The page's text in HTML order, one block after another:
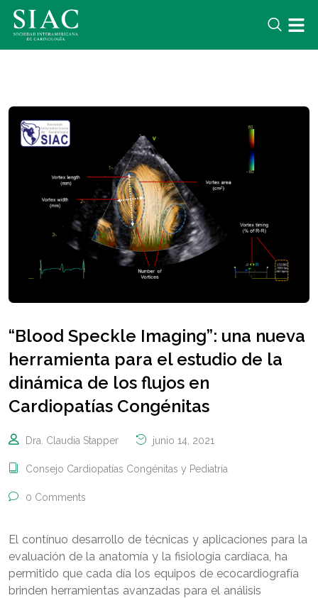
“Blood Speckle Imaging”: una nueva
herramienta para el estudio de la
dinámica de los flujos en
Cardiopatías Congénitas
Dra. Claudia Stapper junio 14, 2021
Consejo Cardiopatías Congénitas y Pediatría
0 Comments
El contínuo desarrollo de técnicas y aplicaciones para la
evaluación de la anatomía y la fisiología cardíaca, ha
permitido que cada día los equipos de ecocardiografía
brinden herramientas avanzadas para el análisis